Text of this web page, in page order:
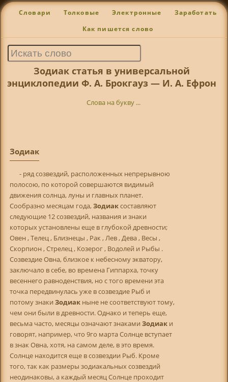
Словари Толковые Электронные Заработать
Как пишется слово
Зодиак статья в универсальной
энциклопедии Ф. А. Брокгауз — И. А. Ефрон
Слова на букву ...
Зодиак
- ряд созвездий, расположенных непрерывною
полосою, по которой совершаются видимый
движения солнца, луны и главных планет.
Сообразно месяцам года,Зодиаксоставляют
следующие 12 созвездий, названия и знаки
которых установлены еще в глубокой древности;
Овен , Телец , Близнецы , Рак , Лев , Дева , Весы ,
Скорпион , Стрелец , Козерог , Водолей и Рыбы .
Созвездие Овна, близкое к небесному экватору,
заключало в себе, во времена Гиппарха, точку
весеннего равноденствия, но с того времени эта
точка передвинулась уже в созвездие Рыб и
потому знаки Зодиак ныне не соответствуют тому,
чем они были в древности. Однако и теперь еще,
весьма часто, месяцы означают знаками Зодиак и
говорят, например, что 9го марта Солнце вступает
в знак Овна, хотя, на самом деле, в это время.
Солнце находится еще в созвездии Рыб. Кроме
того, так как размеры зодиакальных созвездий
неодинаковы, а каждый месяц Солнце проходит